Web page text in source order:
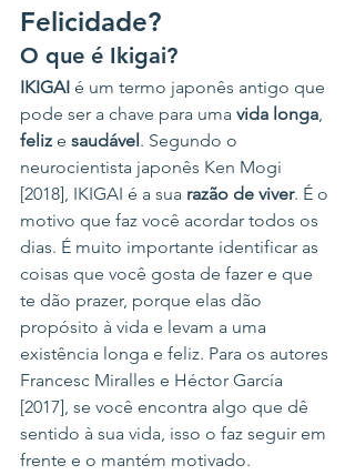
Felicidade?
O que é Ikigai?
IKIGAI é um termo japonês antigo que
pode ser a chave para uma vida longa,
feliz e saudável. Segundo o
neurocientista japonês Ken Mogi
[2018], IKIGAI é a sua razão de viver. É o
motivo que faz você acordar todos os
dias. É muito importante identificar as
coisas que você gosta de fazer e que
te dão prazer, porque elas dão
propósito à vida e levam a uma
existência longa e feliz. Para os autores
Francesc Miralles e Héctor García
[2017], se você encontra algo que dê
sentido à sua vida, isso o faz seguir em
frente e o mantém motivado.